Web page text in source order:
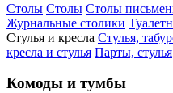
Столы Столы Столы
Журнальные столики
Стулья и кресла Стулья,
кресла и стулья Парты, стулья
Комоды и тумбы